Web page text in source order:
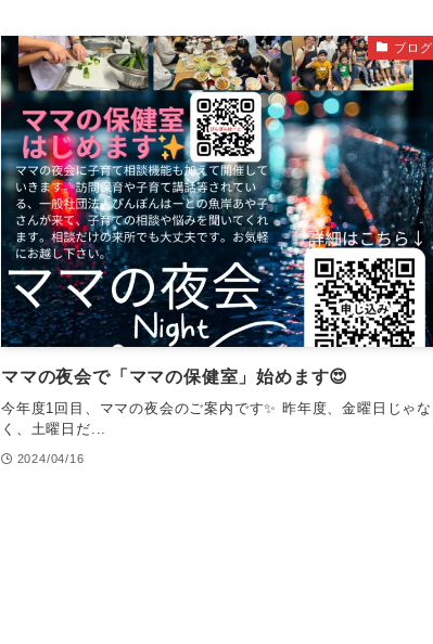
ブログ
ママの夜会で「ママの保健室」始めます😍
今年度1回目、ママの夜会のご案内です✨ 昨年度、金曜日じゃな
く、土曜日だ...
2024/04/16